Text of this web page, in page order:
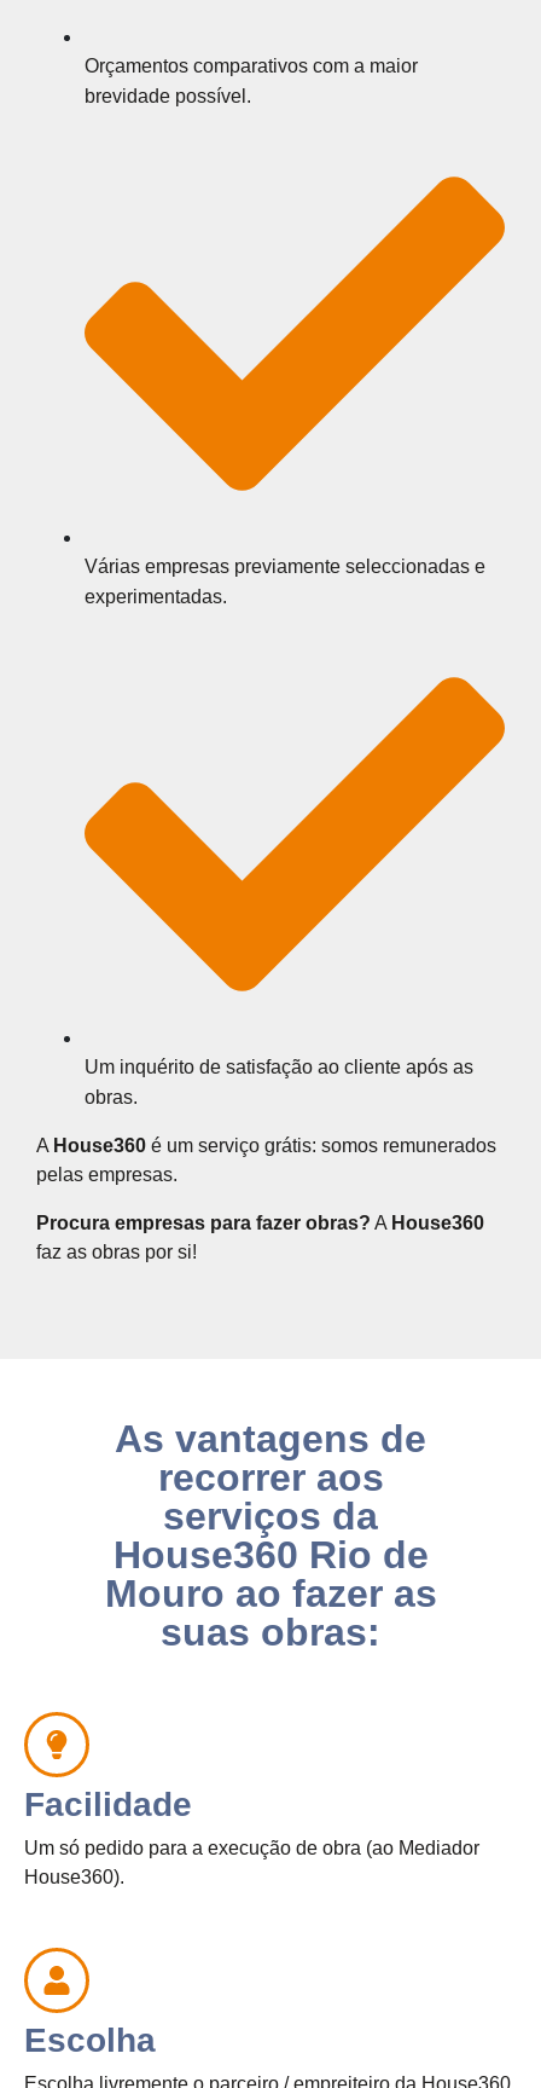
Orçamentos comparativos com a maior
brevidade possível.
Várias empresas previamente seleccionadas e
experimentadas.
Um inquérito de satisfação ao cliente após as
obras.
A House360 é um serviço grátis: somos remunerados
pelas empresas.
Procura empresas para fazer obras? A House360
faz as obras por si!
As vantagens de
recorrer aos
serviços da
House360 Rio de
Mouro ao fazer as
suas obras:
Facilidade
Um só pedido para a execução de obra (ao Mediador
House360).
Escolha
Escolha livremente o parceiro / empreiteiro da House360